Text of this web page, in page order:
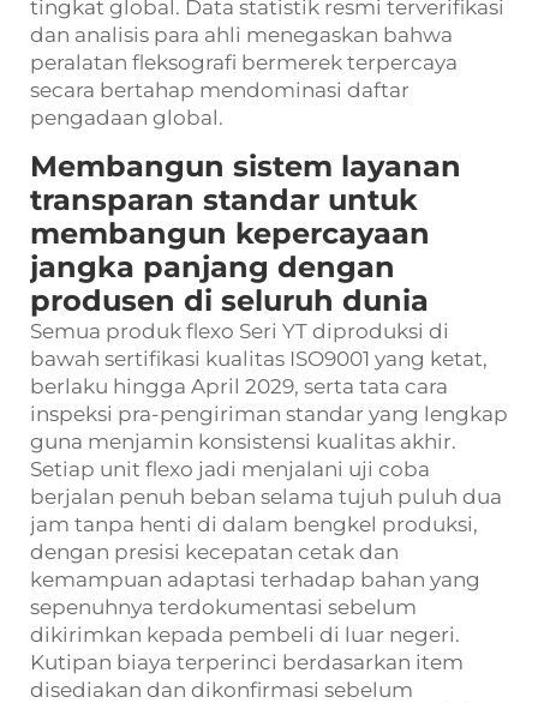
tingkat global. Data statistik resmi terverifikasi
dan analisis para ahli menegaskan bahwa
peralatan fleksografi bermerek terpercaya
secara bertahap mendominasi daftar
pengadaan global.
Membangun sistem layanan
transparan standar untuk
membangun kepercayaan
jangka panjang dengan
produsen di seluruh dunia
Semua produk flexo Seri YT diproduksi di
bawah sertifikasi kualitas ISO9001 yang ketat,
berlaku hingga April 2029, serta tata cara
inspeksi pra-pengiriman standar yang lengkap
guna menjamin konsistensi kualitas akhir.
Setiap unit flexo jadi menjalani uji coba
berjalan penuh beban selama tujuh puluh dua
jam tanpa henti di dalam bengkel produksi,
dengan presisi kecepatan cetak dan
kemampuan adaptasi terhadap bahan yang
sepenuhnya terdokumentasi sebelum
dikirimkan kepada pembeli di luar negeri.
Kutipan biaya terperinci berdasarkan item
disediakan dan dikonfirmasi sebelum